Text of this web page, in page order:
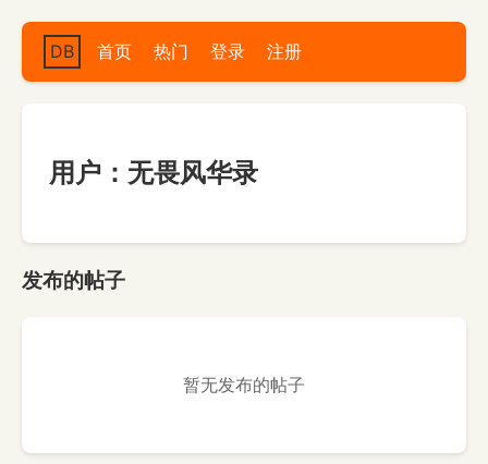
DB 首页 热门 登录 注册
用户：无畏风华录
发布的帖子
暂无发布的帖子